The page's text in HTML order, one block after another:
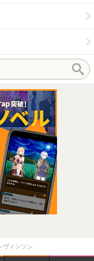
ヴィンソン